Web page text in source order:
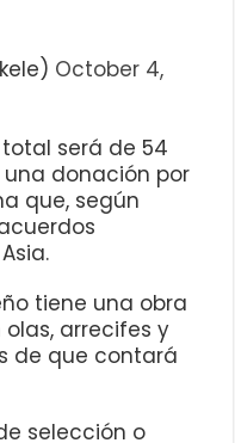
October 4,
será de 54
donación por
que, según
tiene una obra
arrecifes y
de que contará
selección o